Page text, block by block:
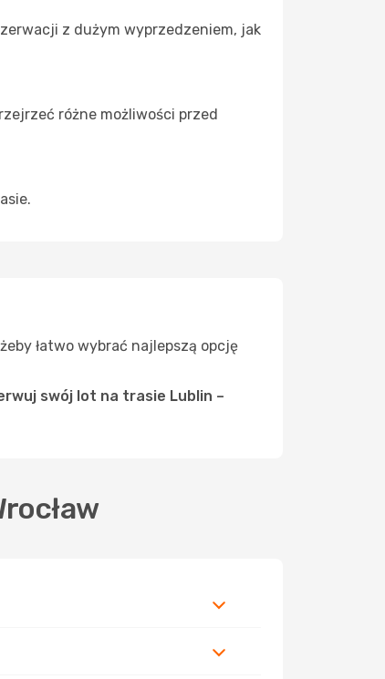
z dużym wyprzedzeniem, jak
różne możliwości przed
łatwo wybrać najlepszą opcję
swój lot na trasie Lublin –